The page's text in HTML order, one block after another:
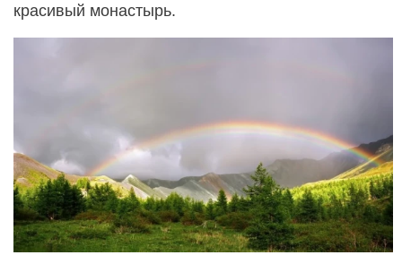
красивый монастырь.